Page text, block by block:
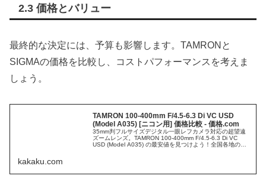
2.3 価格とバリュー
最終的な決定には、予算も影響します。TAMRONと
SIGMAの価格を比較し、コストパフォーマンスを考えま
しょう。
TAMRON 100-400mm F/4.5-6.3 Di VC USD
(Model A035) [ニコン用] 価格比較 - 価格.com
35mm判フルサイズデジタル一眼レフカメラ対応の超望遠
ズームレンズ。TAMRON 100-400mm F/4.5-6.3 Di VC
USD (Model A035) の最安値を見つけよう！全国各地のお
kakaku.com